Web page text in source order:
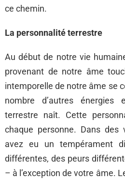
ce chemin.
La personnalité terrestre
Au début de notre vie
provenant de notre âme
intemporelle de notre âme se
nombre d’autres énergies
terrestre naît. Cette
chaque personne. Dans des
avez eu un tempérament
différentes, des peurs
– à l’exception de votre âme.